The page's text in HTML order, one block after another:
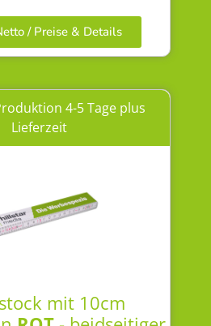
/ Preise & Details
4-5 Tage plus
Lieferzeit
mit 10cm